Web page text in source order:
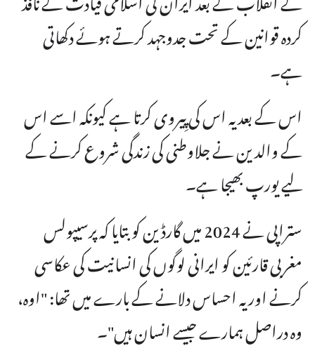
کردہ قوانین کے تحت جدوجہد کرتے ہوئے دکھاتی
ہے۔
اس کے بعد یہ اس کی پِیروی کرتا ہے کیونکہ اسے اس
کے والدین نے جلاوطنی کی زندگی شروع کرنے کے
لیے یورپ بھیجا ہے۔
ستراپی نے 2024 میں گارڈین کو بتایا کہ پرسیپولس
مغربی قارئین کو ایرانی لوگوں کی انسانیت کی عکاسی
کرنے اور یہ احساس دلانے کے بارے میں تھا: "اوہ،
وہ دراصل ہمارے جیسے انسان ہیں"۔